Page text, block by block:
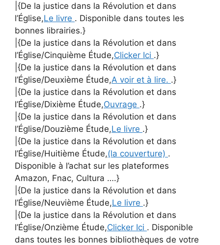
|{De la justice dans la Révolution et dans
l’Église,Le livre . Disponible dans toutes les
bonnes librairies.}
|{De la justice dans la Révolution et dans
l’Église/Cinquième Étude,Clicker Ici .}
|{De la justice dans la Révolution et dans
l’Église/Deuxième Étude,A voir et à lire. .}
|{De la justice dans la Révolution et dans
l’Église/Dixième Étude,Ouvrage .}
|{De la justice dans la Révolution et dans
l’Église/Douzième Étude,Le livre .}
|{De la justice dans la Révolution et dans
l’Église/Huitième Étude,(la couverture) .
Disponible à l’achat sur les plateformes
Amazon, Fnac, Cultura ….}
|{De la justice dans la Révolution et dans
l’Église/Neuvième Étude,Le livre .}
|{De la justice dans la Révolution et dans
l’Église/Onzième Étude,Clicker Ici . Disponible
dans toutes les bonnes bibliothèques de votre